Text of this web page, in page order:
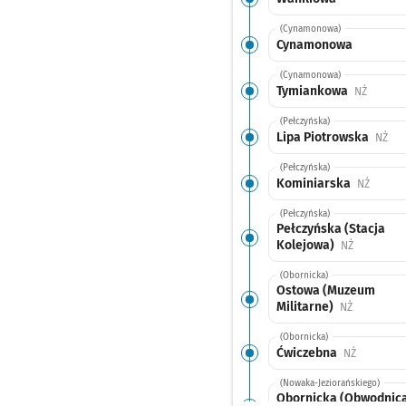
(Cynamonowa)
Cynamonowa
(Cynamonowa)
Tymiankowa NŻ
(Pełczyńska)
Lipa Piotrowska NŻ
(Pełczyńska)
Kominiarska NŻ
(Pełczyńska)
Pełczyńska (Stacja
Kolejowa)
NŻPrzystanek
(Obornicka)
Ostowa (Muzeum
Militarne)
NŻPrzystanek
(Obornicka)
Ćwiczebna NŻ
(Nowaka-Jeziorańskiego)
Obornicka